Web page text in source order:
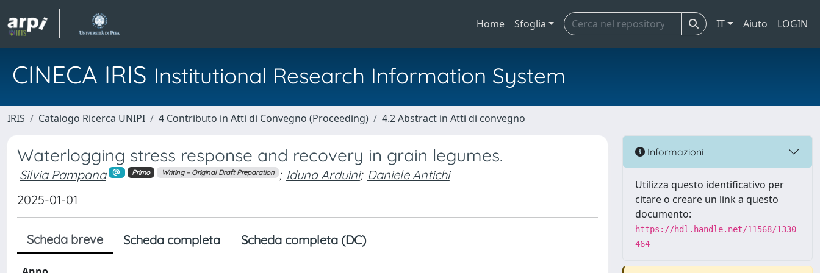
Home Sfoglia IT Aiuto LOGIN
CINECA IRIS Institutional Research Information System
IRIS Catalogo Ricerca UNIPI 4 Contributo in Atti di Convegno (Proceeding) 4.2 Abstract in Atti di convegno
Waterlogging stress response and recovery in grain legumes.
Silvia Pampana Primo Writing – Original Draft Preparation ; Iduna Arduini; Daniele Antichi
2025-01-01
Scheda breve Scheda completa Scheda completa (DC)
Informazioni
Utilizza questo identificativo per
citare o creare un link a questo
documento:
https://hdl.handle.net/11568/1330
464